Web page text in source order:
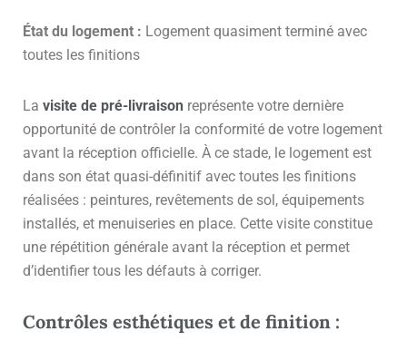
État du logement : Logement quasiment terminé avec
toutes les finitions
La visite de pré-livraison représente votre dernière
opportunité de contrôler la conformité de votre logement
avant la réception officielle. À ce stade, le logement est
dans son état quasi-définitif avec toutes les finitions
réalisées : peintures, revêtements de sol, équipements
installés, et menuiseries en place. Cette visite constitue
une répétition générale avant la réception et permet
d’identifier tous les défauts à corriger.
Contrôles esthétiques et de finition :